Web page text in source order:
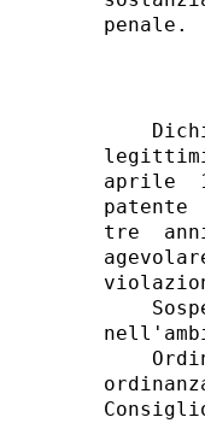
aprile
patente
tre